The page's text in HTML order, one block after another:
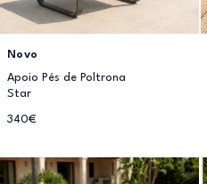
Novo
Apoio Pés de Poltrona
Star
340€